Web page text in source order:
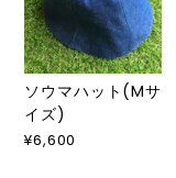
ソウマハット(Mサ
イズ)
¥6,600